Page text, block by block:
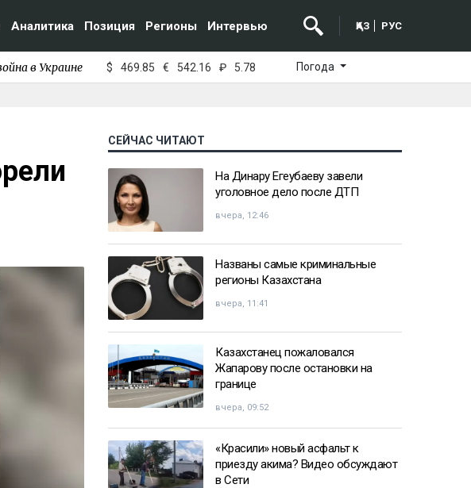
Аналитика Позиция Регионы Интервью ҚАЗ РУС
в Украине $ 469.85 € 542.16 ₽ 5.78 Погода
СЕЙЧАС ЧИТАЮТ
На Динару Егеубаеву завели
уголовное дело после ДТП
вчера, 12:46
Названы самые криминальные
регионы Казахстана
вчера, 11:41
Казахстанец пожаловался
Жапарову после остановки на
границе
вчера, 09:52
«Красили» новый асфальт к
приезду акима? Видео обсуждают
в Сети